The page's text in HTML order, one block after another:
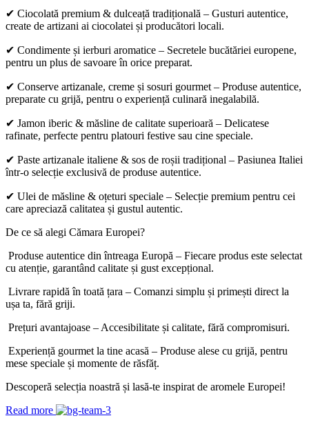
✔ Ciocolată premium & dulceață tradițională – Gusturi autentice,
create de artizani ai ciocolatei și producători locali.
✔ Condimente și ierburi aromatice – Secretele bucătăriei europene,
pentru un plus de savoare în orice preparat.
✔ Conserve artizanale, creme și sosuri gourmet – Produse autentice,
preparate cu grijă, pentru o experiență culinară inegalabilă.
✔ Jamon iberic & măsline de calitate superioară – Delicatese
rafinate, perfecte pentru platouri festive sau cine speciale.
✔ Paste artizanale italiene & sos de roșii tradițional – Pasiunea Italiei
într-o selecție exclusivă de produse autentice.
✔ Ulei de măsline & oțeturi speciale – Selecție premium pentru cei
care apreciază calitatea și gustul autentic.
De ce să alegi Cămara Europei?
Produse autentice din întreaga Europă – Fiecare produs este selectat
cu atenție, garantând calitate și gust excepțional.
Livrare rapidă în toată țara – Comanzi simplu și primești direct la
ușa ta, fără griji.
Prețuri avantajoase – Accesibilitate și calitate, fără compromisuri.
Experiență gourmet la tine acasă – Produse alese cu grijă, pentru
mese speciale și momente de răsfăț.
Descoperă selecția noastră și lasă-te inspirat de aromele Europei!
Read more